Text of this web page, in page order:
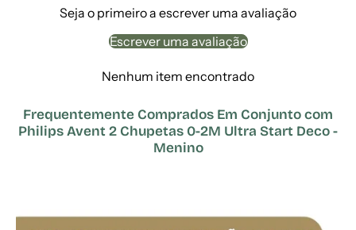
Seja o primeiro a escrever uma avaliação
Escrever uma avaliação
Nenhum item encontrado
Frequentemente Comprados Em Conjunto com
Philips Avent 2 Chupetas 0-2M Ultra Start Deco -
Menino